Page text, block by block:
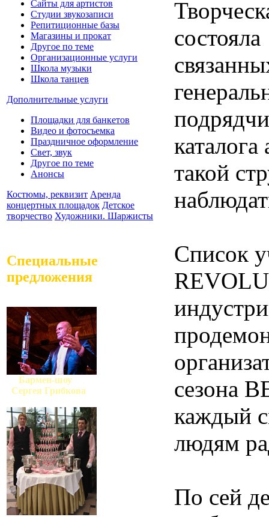
Сайты для артистов
Студии звукозаписи
Репитиционные базы
Магазины и прокат
Другое по теме
Организационные услуги
Школа музыки
Школа танцев
Дополнительные услуги
Площадки для банкетов
Видео и фотосъемка
Праздничное оформление
Свет, звук
Другое по теме
Анонсы
Костюмы, реквизит Аренда
концертных площадок Детское
творчество Художники. Шаржисты
Специальные
предложения
Бармен-шоу
Сергея Грибкова
такой
Список
сезона
каждый
людям
По сей